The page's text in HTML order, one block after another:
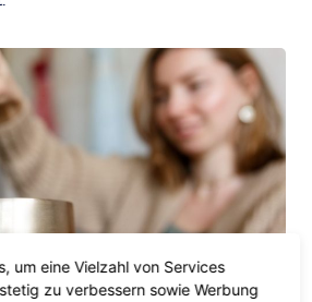
um eine Vielzahl von Services
zu verbessern sowie Werbung